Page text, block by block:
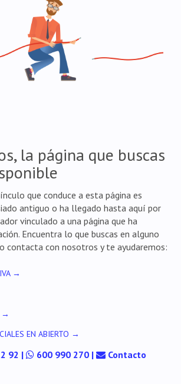
la página que buscas
que conduce a esta página es
antiguo o ha llegado hasta aquí por
vinculado a una página que ha
Encuentra lo que buscas en alguno
contacta con nosotros y te ayudaremos:
→
→
EN ABIERTO →
92 | 600 990 270| Contacto